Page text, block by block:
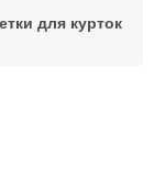
для курток